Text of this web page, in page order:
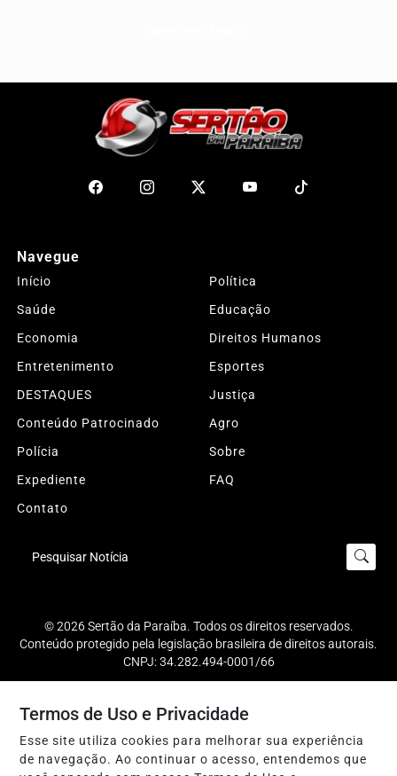
Navegue
Início
Política
Saúde
Educação
Economia
Direitos Humanos
Entretenimento
Esportes
DESTAQUES
Justiça
Conteúdo Patrocinado
Agro
Polícia
Sobre
Expediente
FAQ
Contato
Pesquisar Notícia
© 2026 Sertão da Paraíba. Todos os direitos reservados.
Conteúdo protegido pela legislação brasileira de direitos autorais.
CNPJ: 34.282.494-0001/66
Termos de Uso e Privacidade
Esse site utiliza cookies para melhorar sua experiência
de navegação. Ao continuar o acesso, entendemos que